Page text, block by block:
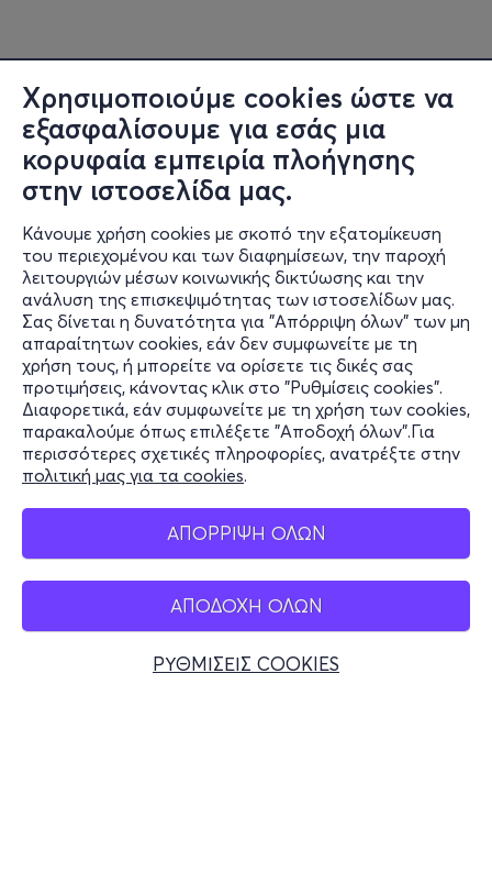
Χρησιμοποιούμε cookies ώστε να
εξασφαλίσουμε για εσάς μια
κορυφαία εμπειρία πλοήγησης
στην ιστοσελίδα μας.
Κάνουμε χρήση cookies με σκοπό την εξατομίκευση
του περιεχομένου και των διαφημίσεων, την παροχή
λειτουργιών μέσων κοινωνικής δικτύωσης και την
ανάλυση της επισκεψιμότητας των ιστοσελίδων μας.
Σας δίνεται η δυνατότητα για "Απόρριψη όλων" των μη
απαραίτητων cookies, εάν δεν συμφωνείτε με τη
χρήση τους, ή μπορείτε να ορίσετε τις δικές σας
προτιμήσεις, κάνοντας κλικ στο "Ρυθμίσεις cookies".
Διαφορετικά, εάν συμφωνείτε με τη χρήση των cookies,
παρακαλούμε όπως επιλέξετε "Αποδοχή όλων".Για
περισσότερες σχετικές πληροφορίες, ανατρέξτε στην
πολιτική μας για τα cookies.
ΑΠΟΡΡΙΨΗ ΟΛΩΝ
ΑΠΟΔΟΧΗ ΟΛΩΝ
ΡΥΘΜΙΣΕΙΣ COOKIES
Πληροφορίες
Υποστήριξη
Stay Connected
Mobile app